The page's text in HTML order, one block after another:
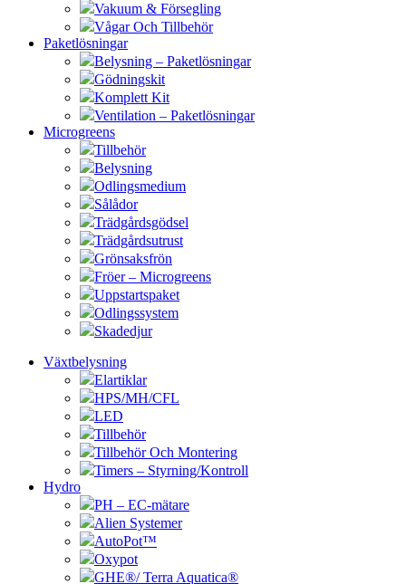
Vakuum & Försegling
Vågar Och Tillbehör
Paketlösningar
Belysning – Paketlösningar
Gödningskit
Komplett Kit
Ventilation – Paketlösningar
Microgreens
Tillbehör
Belysning
Odlingsmedium
Sålådor
Trädgårdsgödsel
Trädgårdsutrust
Grönsaksfrön
Fröer – Microgreens
Uppstartspaket
Odlingssystem
Skadedjur
Växtbelysning
Elartiklar
HPS/MH/CFL
LED
Tillbehör
Tillbehör Och Montering
Timers – Styrning/Kontroll
Hydro
PH – EC-mätare
Alien Systemer
AutoPot™
Oxypot
GHE®/ Terra Aquatica®